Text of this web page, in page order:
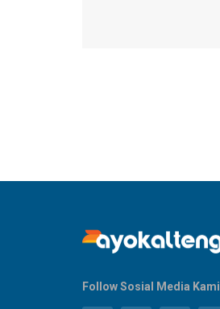
Follow Sosial Media Kami